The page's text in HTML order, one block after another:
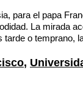
para el papa
La mirada
o temprano,
,